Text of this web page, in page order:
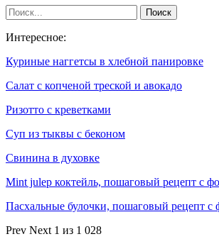
Интересное:
Куриные наггетсы в хлебной панировке
Салат с копченой треской и авокадо
Ризотто с креветками
Суп из тыквы с беконом
Свинина в духовке
Mint julep коктейль, пошаговый рецепт с
Пасхальные булочки, пошаговый рецепт с
Prev Next 1 из 1 028